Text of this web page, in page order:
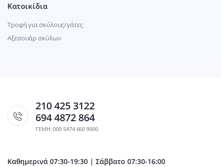
Κατοικίδια
Τροφή για σκύλους/γάτες
Αξεσουάρ σκύλων
210 425 3122
694 4872 864
ΓΕΜΗ: 000 5474 660 9000
Καθημερινά 07:30-19:30 | Σάββατο 07:30-16:00